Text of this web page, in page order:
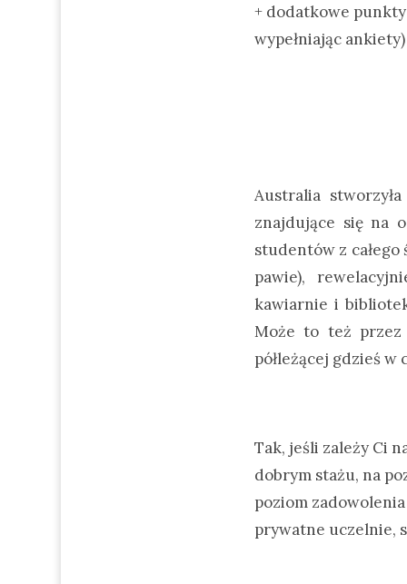
+ dodatkowe
wypełniając ankiety)
Australia
znajdujące się na
studentów z
pawie),
kawiarnie i
Może to też przez
półleżącej gdzieś w
Tak, jeśli zależy Ci
dobrym stażu, na
poziom
prywatne uczelnie,